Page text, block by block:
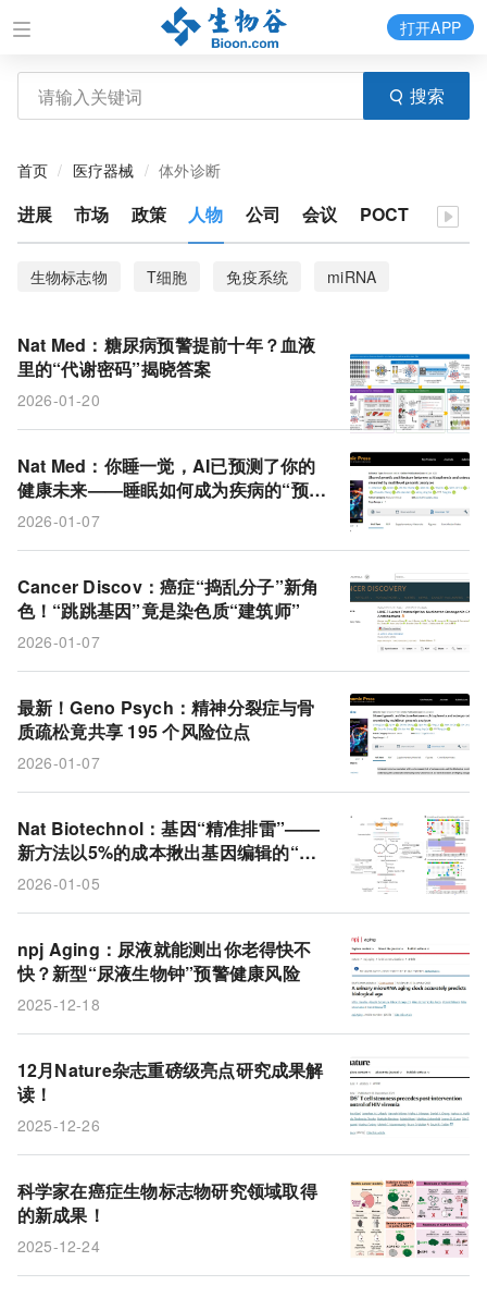
搜索
打开APP
首页 医疗器械 体外诊断
进展 市场 政策 人物 公司 会议 POCT
生物标志物 T细胞 免疫系统
miRNA
脊髓修复
血液检测
患病率
阿尔茨海默病
靶向性疗法
疾病风险
SleepFM
睡眠 代谢组学 风险
代谢产物
骨密度
精神分裂症 染色质
逆转座子
生活方式
Nat Med：糖尿病预警提前十年？血液
里的“代谢密码”揭晓答案
2026-01-20
Nat Med：你睡一觉，AI已预测了你的
健康未来——睡眠如何成为疾病的“预告
信”？
2026-01-07
Cancer Discov：癌症“捣乱分子”新角
色！“跳跳基因”竟是染色质“建筑师”
2026-01-07
最新！Geno Psych：精神分裂症与骨
质疏松竟共享 195 个风险位点
2026-01-07
Nat Biotechnol：基因“精准排雷”——
新方法以5%的成本揪出基因编辑的“脱
靶暗箭”
2026-01-05
npj Aging：尿液就能测出你老得快不
快？新型“尿液生物钟”预警健康风险
2025-12-18
12月Nature杂志重磅级亮点研究成果解
读！
2025-12-26
科学家在癌症生物标志物研究领域取得
的新成果！
2025-12-24